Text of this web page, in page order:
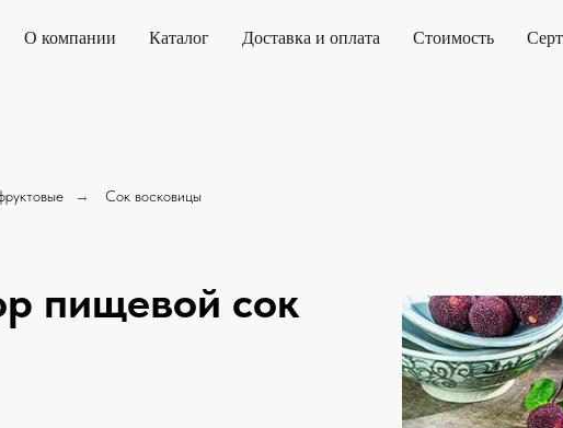
О компании Каталог Доставка и оплата Стоимость
→ Сок восковицы
пищевой сок